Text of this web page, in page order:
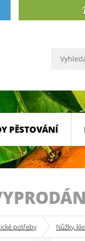
PĚSTOVÁNÍ
potřeby Nůžky,